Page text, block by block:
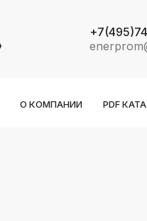
О КОМПАНИИ PDF